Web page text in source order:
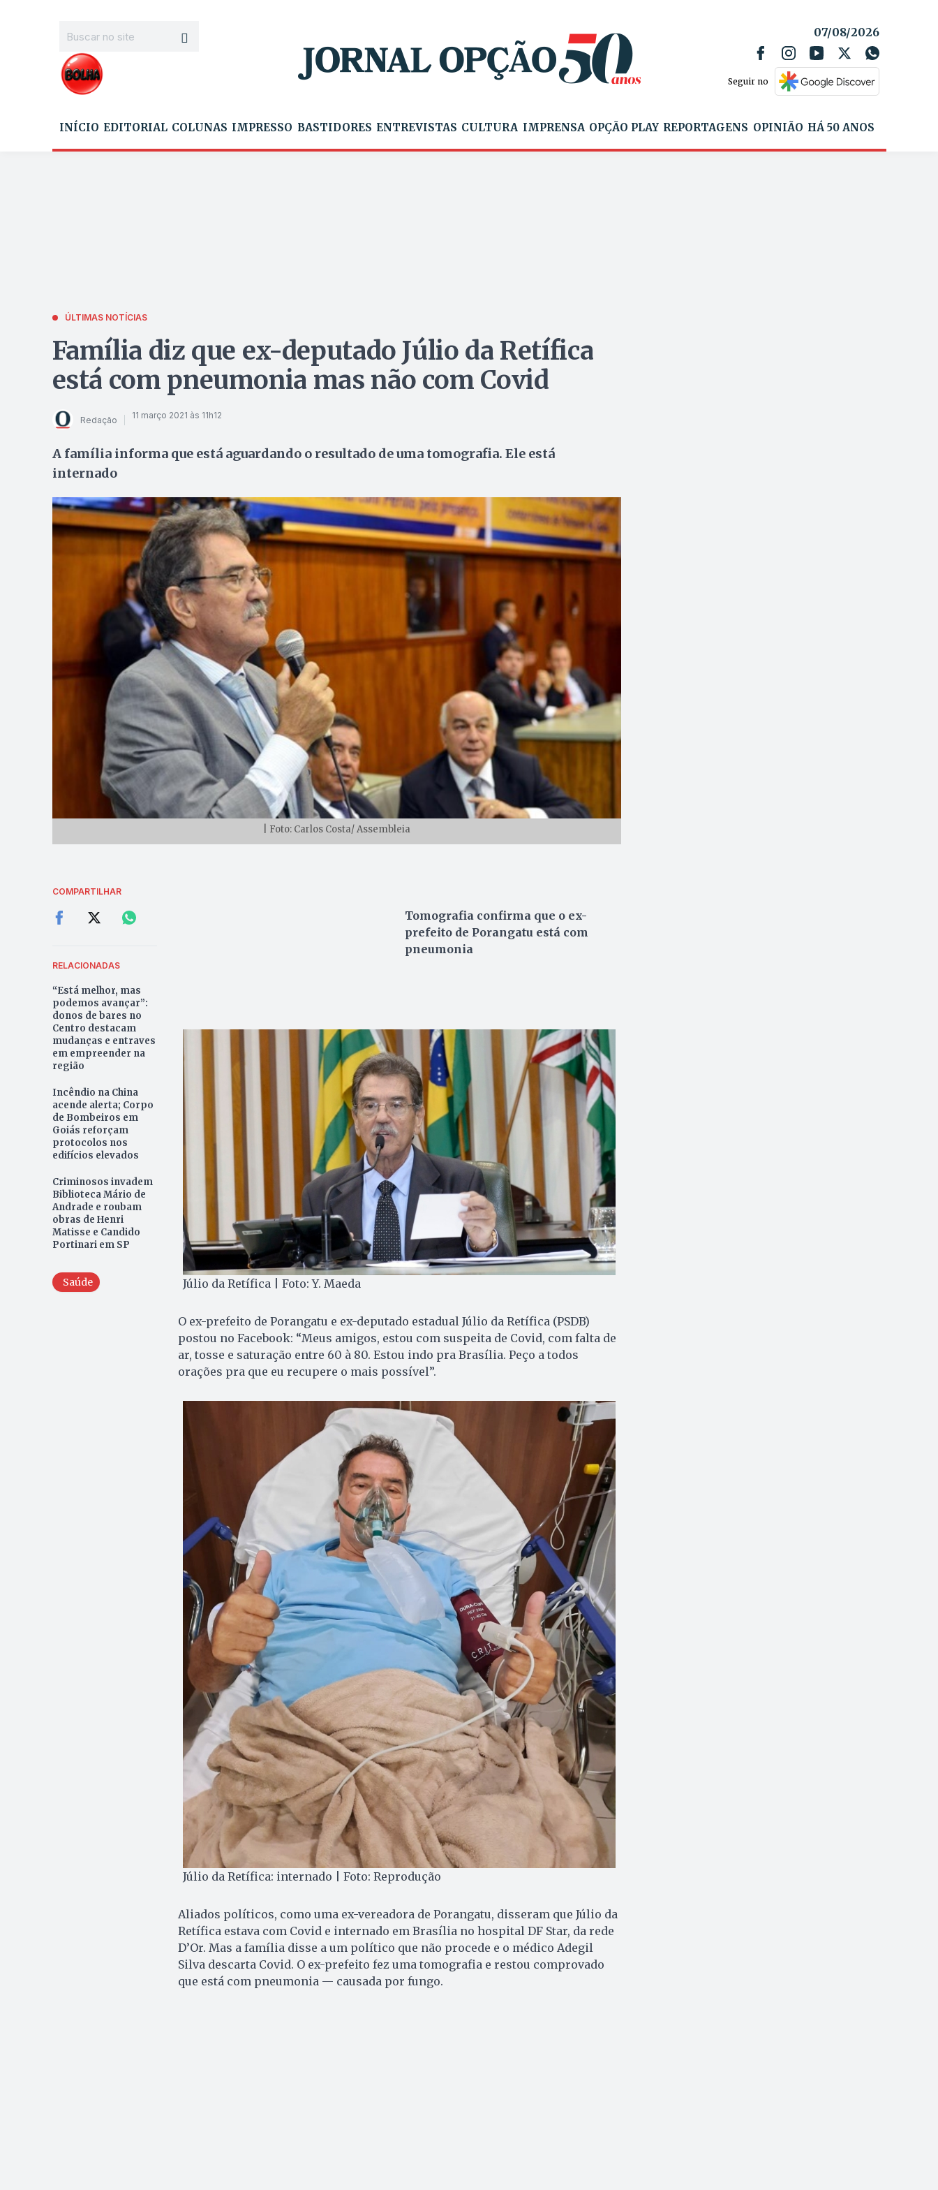
07/08/2026
Seguir no
INÍCIO EDITORIAL COLUNAS IMPRESSO BASTIDORES ENTREVISTAS CULTURA IMPRENSA OPÇÃO PLAY REPORTAGENS OPINIÃO HÁ 50 ANOS
ÚLTIMAS NOTÍCIAS
Família diz que ex-deputado Júlio da Retífica
está com pneumonia mas não com Covid
Redação 11 março 2021 às 11h12
A família informa que está aguardando o resultado de uma tomografia. Ele está
internado
| Foto: Carlos Costa/ Assembleia
COMPARTILHAR
RELACIONADAS
“Está melhor, mas
podemos avançar”:
donos de bares no
Centro destacam
mudanças e entraves
em empreender na
região
Incêndio na China
acende alerta; Corpo
de Bombeiros em
Goiás reforçam
protocolos nos
edifícios elevados
Criminosos invadem
Biblioteca Mário de
Andrade e roubam
obras de Henri
Matisse e Candido
Portinari em SP
Saúde
Tomografia confirma que o ex-
prefeito de Porangatu está com
pneumonia
Júlio da Retífica | Foto: Y. Maeda
O ex-prefeito de Porangatu e ex-deputado estadual Júlio da Retífica (PSDB)
postou no Facebook: “Meus amigos, estou com suspeita de Covid, com falta de
ar, tosse e saturação entre 60 à 80. Estou indo pra Brasília. Peço a todos
orações pra que eu recupere o mais possível”.
Júlio da Retífica: internado | Foto: Reprodução
Aliados políticos, como uma ex-vereadora de Porangatu, disseram que Júlio da
Retífica estava com Covid e internado em Brasília no hospital DF Star, da rede
D’Or. Mas a família disse a um político que não procede e o médico Adegil
Silva descarta Covid. O ex-prefeito fez uma tomografia e restou comprovado
que está com pneumonia — causada por fungo.